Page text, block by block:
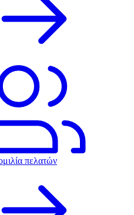
πελατών